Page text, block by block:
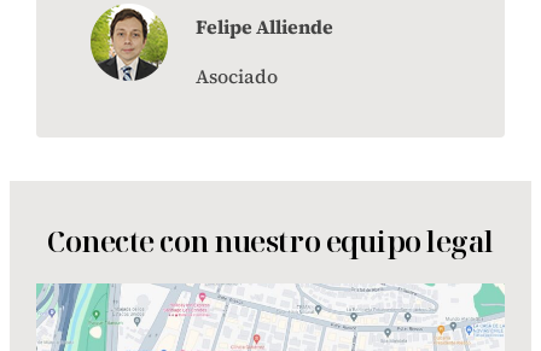
Felipe Alliende
Asociado
Conecte con nuestro equipo legal